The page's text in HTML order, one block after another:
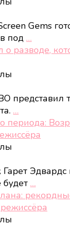
Gems
под …
о разводе,
представил
…
периода:
Эдвардс
…